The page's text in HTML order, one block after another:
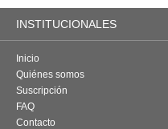
INSTITUCIONALES
Inicio
Quiénes somos
Suscripción
FAQ
Contacto